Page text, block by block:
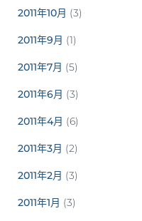
2011年10月 (3)
2011年9月 (1)
2011年7月 (5)
2011年6月 (3)
2011年4月 (6)
2011年3月 (2)
2011年2月 (3)
2011年1月 (3)